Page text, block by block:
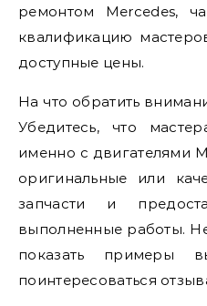
ремонтом Mercedes,
квалификацию
доступные цены.
На что обратить
Убедитесь, что
именно с двигателями
оригинальные или
запчасти и
выполненные работы.
показать примеры
поинтересоваться